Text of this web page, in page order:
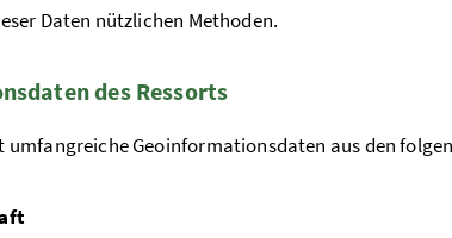
Daten nützlichen Methoden.
des Ressorts
umfangreiche Geoinformationsdaten aus den